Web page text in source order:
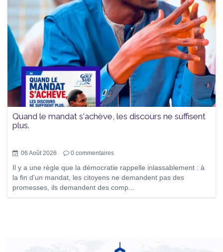
Quand le mandat s'achève, les discours ne suffisent
plus.
06 Août 2026 0 commentaires
Il y a une règle que la démocratie rappelle inlassablement : à
la fin d'un mandat, les citoyens ne demandent pas des
promesses, ils demandent des comp...